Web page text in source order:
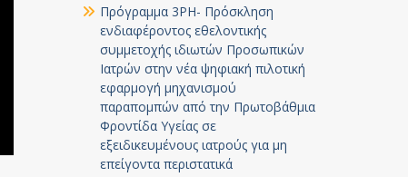
Πρόγραμμα 3PH- Πρόσκληση
ενδιαφέροντος εθελοντικής
συμμετοχής ιδιωτών Προσωπικών
Ιατρών στην νέα ψηφιακή πιλοτική
εφαρμογή μηχανισμού
παραπομπών από την Πρωτοβάθμια
Φροντίδα Υγείας σε
εξειδικευμένους ιατρούς για μη
επείγοντα περιστατικά